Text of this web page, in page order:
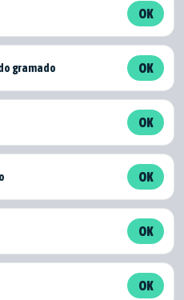
OK
gramado OK
OK
OK
OK
OK